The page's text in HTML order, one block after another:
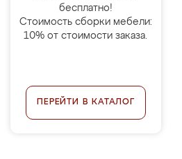
бесплатно!
Стоимость сборки мебели:
10% от стоимости заказа.
ПЕРЕЙТИ В КАТАЛОГ